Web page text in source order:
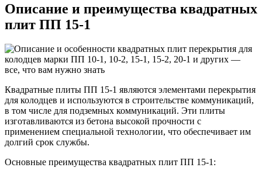
Описание и преимущества квадратных
плит ПП 15-1
Квадратные плиты ПП 15-1 являются элементами перекрытия
для колодцев и используются в строительстве коммуникаций,
в том числе для подземных коммуникаций. Эти плиты
изготавливаются из бетона высокой прочности с
применением специальной технологии, что обеспечивает им
долгий срок службы.
Основные преимущества квадратных плит ПП 15-1: